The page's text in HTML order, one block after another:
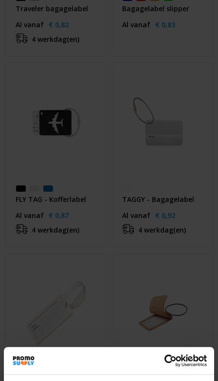
Traveler bagagelabel
Al vanaf € 0,82
4 werkdag(en)
Bagagelabel slipper
Al vanaf € 0,83
FLY TAG - Kofferlabel
Al vanaf € 0,87
4 werkdag(en)
TAGGY - Bagagelabel
Al vanaf € 0,92
4 werkdag(en)